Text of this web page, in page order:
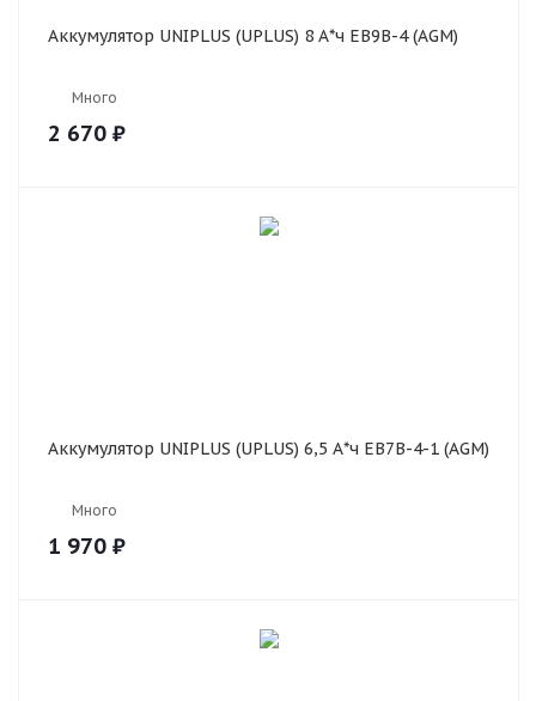
Аккумулятор UNIPLUS (UPLUS) 8 А*ч EB9B-4 (AGM)
Много
2 670 ₽
Аккумулятор UNIPLUS (UPLUS) 6,5 А*ч EB7B-4-1 (AGM)
Много
1 970 ₽